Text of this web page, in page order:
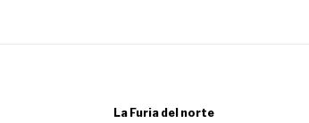
La Furia del norte